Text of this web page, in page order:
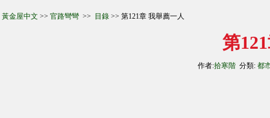
黃金屋中文 >> 官路彎彎 >> 目錄 >> 第121章 我舉薦一人
第
作者:拾寒階 分類: 都